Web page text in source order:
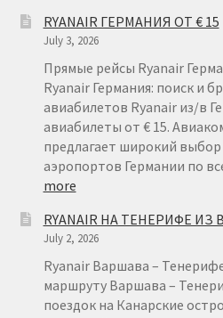
RYANAIR ГЕРМАНИЯ ОТ € 15
July 3, 2026
Прямые рейсы Ryanair
Ryanair Германия: поиск и
авиабилетов Ryanair из/в
авиабилеты от € 15.
предлагает широкий
аэропортов Германии по
more:
ГЕРМАНИЯ
ОТ
€
15
RYANAIR НА ТЕНЕРИФЕ
July 2, 2026
Ryanair Варшава –
маршруту Варшава –
поездок на Канарские